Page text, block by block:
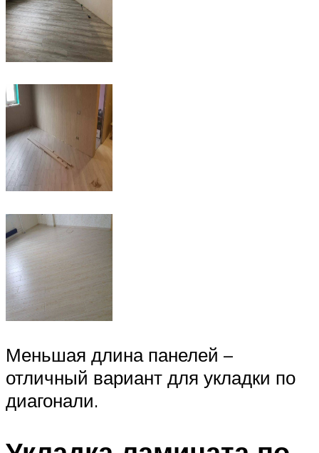
Меньшая длина панелей –
отличный вариант для укладки по
диагонали.